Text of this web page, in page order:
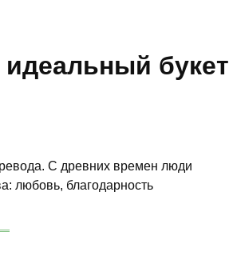
букет
С древних времен люди
любовь, благодарность